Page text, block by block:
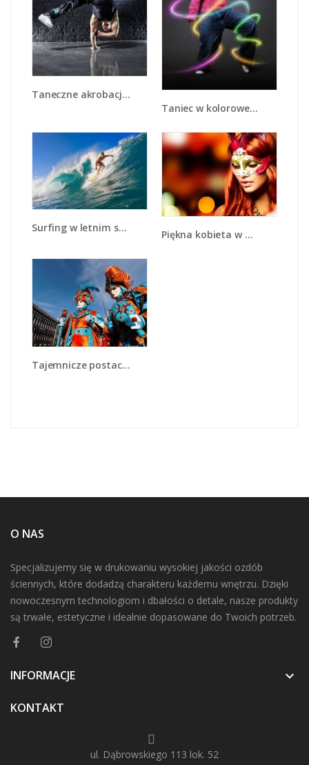
Taneczne akrobacje na jednej dłoni - L026
Taniec w kolorowej serpentynie - L002
Surfing w letnim sezonie - L132
Piękna kobieta w masce - L225
Tajemnicze postacie w wenecji - L211
O NAS
Specjalizujemy się w drukowaniu wysokiej jakości ozdób
ściennych, które dodadzą charakteru każdemu wnętrzu. Dzięki
nowoczesnym technologiom i dbałości o detale, nasze produkty
są trwałe, estetyczne i idealnie dopasowane do Twoich potrzeb.
INFORMACJE 
KONTAKT
ul. Dąbrowskiego 113 lok. 52